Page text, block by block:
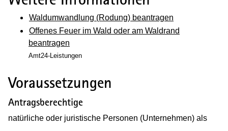
Waldumwandlung (Rodung) beantragen
Offenes Feuer im Wald oder am Waldrand
beantragen
Amt24-Leistungen
Voraussetzungen
Antragsberechtige
natürliche oder juristische Personen (Unternehmen) als